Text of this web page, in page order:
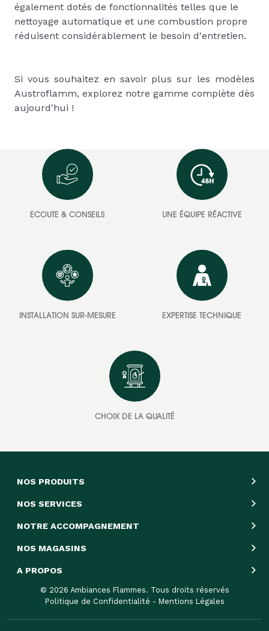
également dotés de fonctionnalités telles que le
nettoyage automatique et une combustion propre
réduisent considérablement le besoin d'entretien.
Si vous souhaitez en savoir plus sur les modèles
Austroflamm, explorez notre gamme complète dès
aujourd'hui !
ECOUTE & CONSEILS UNE ÉQUIPE RÉACTIVE
INSTALLATION SUR-MESURE EXPERTISE TECHNIQUE
CHOIX DE LA QUALITÉ
NOS PRODUITS
NOS SERVICES
NOTRE ACCOMPAGNEMENT
NOS MAGASINS
A PROPOS
© 2026 Ambiances Flammes. Tous droits réservés
Politique de Confidentialité - Mentions Légales